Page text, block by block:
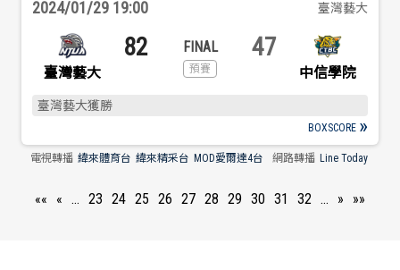
2024/01/29 19:00 臺灣藝大
臺灣藝大
82 47
中信學院
臺灣藝大獲勝
BOXSCORE
電視轉播 緯來體育台 緯來精采台 MOD愛爾達4台 網路轉播 Line Today
«« « … 23 24 25 26 27 28 29 30 31 32 … » »»